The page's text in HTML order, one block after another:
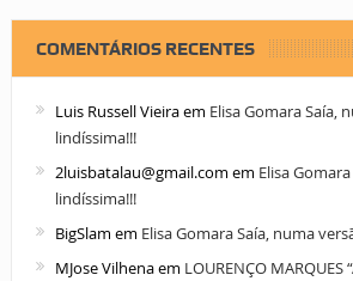
COMENTÁRIOS RECENTES
Luis Russell Vieiraem Elisa Gomara Saía,
lindíssima!!!
2luisbatalau@gmail.com em Elisa
lindíssima!!!
BigSlam em Elisa Gomara Saía, numa
MJose Vilhenaem LOURENÇO MARQUES